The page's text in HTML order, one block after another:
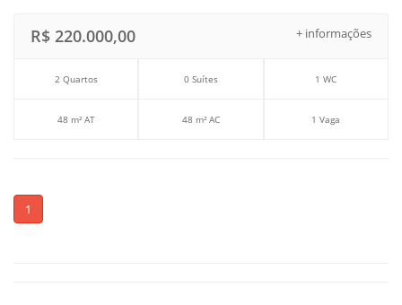
+ informações
R$ 220.000,00
2 Quartos 0 Suítes 1 WC
48 m² AT 48 m² AC 1 Vaga
1